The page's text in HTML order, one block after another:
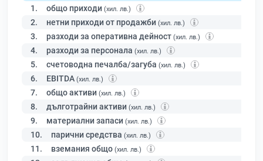
1. общо приходи (хил. лв.)
2. нетни приходи от продажби (хил. лв.)
3. разходи за оперативна дейност (хил. лв.)
4. разходи за персонала (хил. лв.)
5. счетоводна печалба/загуба (хил. лв.)
6. EBITDA (хил. лв.)
7. общо активи (хил. лв.)
8. дълготрайни активи (хил. лв.)
9. материални запаси (хил. лв.)
10. парични средства (хил. лв.)
11. вземания общо (хил. лв.)